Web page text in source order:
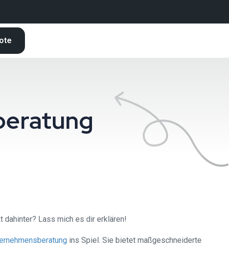
dahinter? Lass mich es dir erklären!
ins Spiel. Sie bietet maßgeschneiderte